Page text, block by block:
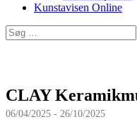
Kunstavisen Online
Search
for:
CLAY
06/04/2025 - 26/10/2025